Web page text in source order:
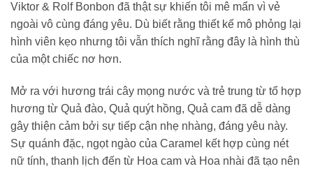
Viktor & Rolf Bonbon đã thật sự khiến tôi mê mẩn vì vẻ
ngoài vô cùng đáng yêu. Dù biết rằng thiết kế mô phỏng lại
hình viên kẹo nhưng tôi vẫn thích nghĩ rằng đây là hình thù
của một chiếc nơ hơn.
Mở ra với hương trái cây mọng nước và trẻ trung từ tổ hợp
hương từ Quả đào, Quả quýt hồng, Quả cam đã dễ dàng
gây thiện cảm bởi sự tiếp cận nhẹ nhàng, đáng yêu này.
Sự quánh đặc, ngọt ngào của Caramel kết hợp cùng nét
nữ tính, thanh lịch đến từ Hoa cam và Hoa nhài đã tạo nên